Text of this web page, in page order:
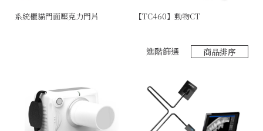
系統櫃貓門面壓克力門片 【TC460】動物CT
進階篩選 商品排序